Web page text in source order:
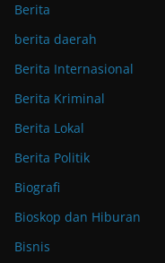
Berita
berita daerah
Berita Internasional
Berita Kriminal
Berita Lokal
Berita Politik
Biografi
Bioskop dan Hiburan
Bisnis